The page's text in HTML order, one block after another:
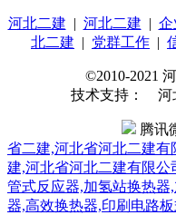
河北二建 | 河北二建 | 企
北二建 | 党群工作 |
©2010-2021
技术支持： 河
腾讯
省二建,河北省河北二建
建,河北省河北二建有限
管式反应器,加氢站换热
器,高效换热器,印刷电路